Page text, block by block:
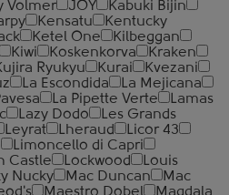
Volmer JOY
Kabuki Bijin
Kensatu
Kentucky
Ketel One
Kilbeggan
Kiwi Koskenkorva
Kraken
Ryukyu Kurai
Kvezani
La Escondida
La Mejicana
La Pipette Verte
Lamas
Lazy Dodo
Les Grands
Leyrat Lheraud
Licor 43
Limoncello di Capri
Castle Lockwood
Louis
Nucky Mac Duncan
Mac